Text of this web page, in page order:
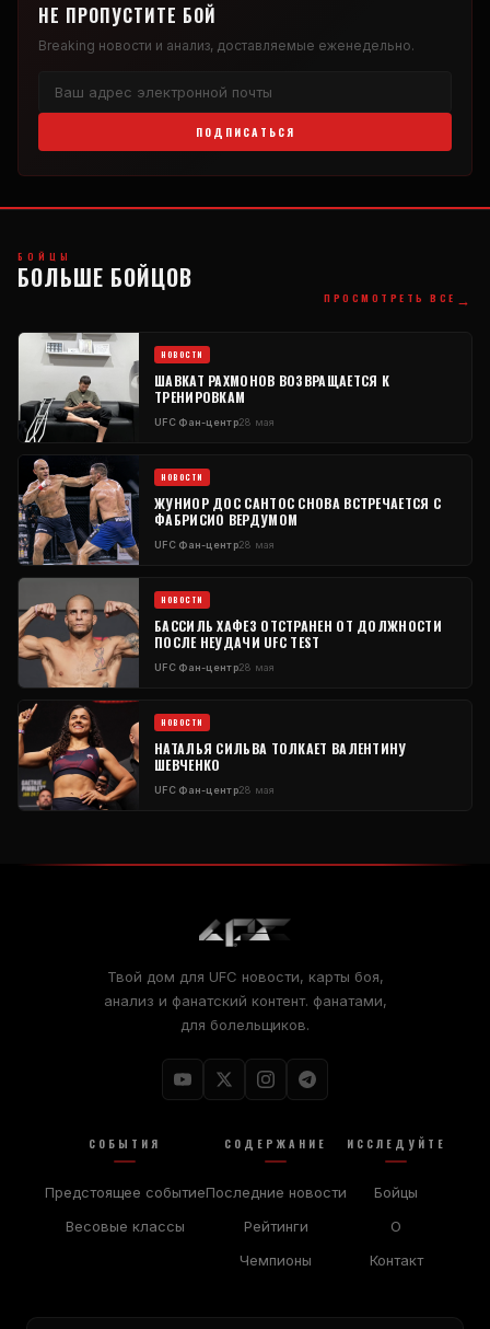
НЕ ПРОПУСТИТЕ БОЙ
Breaking новости и анализ, доставляемые еженедельно.
ПОДПИСАТЬСЯ
БОЙЦЫ
БОЛЬШЕ БОЙЦОВ
ПРОСМОТРЕТЬ ВСЕ →
НОВОСТИ
ШАВКАТ РАХМОНОВ ВОЗВРАЩАЕТСЯ К
ТРЕНИРОВКАМ
UFCФан-центр28 мая
НОВОСТИ
ЖУНИОР ДОС САНТОС СНОВА ВСТРЕЧАЕТСЯ С
ФАБРИСИО ВЕРДУМОМ
UFCФан-центр28 мая
НОВОСТИ
БАССИЛЬ ХАФЕЗ ОТСТРАНЕН ОТ ДОЛЖНОСТИ
ПОСЛЕ НЕУДАЧИ UFC TEST
UFCФан-центр28 мая
НОВОСТИ
НАТАЛЬЯ СИЛЬВА ТОЛКАЕТ ВАЛЕНТИНУ
ШЕВЧЕНКО
UFCФан-центр28 мая
Твой дом для UFC новости, карты боя,
анализ и фанатский контент. фанатами,
для болельщиков.
СОБЫТИЯ
Предстоящее событие
Весовые классы
СОДЕРЖАНИЕ
Последние новости
Рейтинги
Чемпионы
ИССЛЕДУЙТЕ
Бойцы
О
Контакт